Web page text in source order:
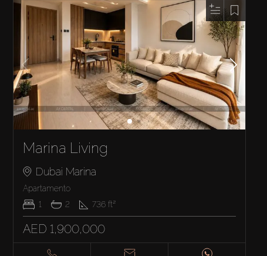
Marina Living
Dubai Marina
Apartamento
1
2 736 ft²
AED 1,900,000